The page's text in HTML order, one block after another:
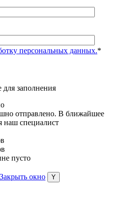
персональных данных.*
для заполнения
отправлено. В ближайшее
наш специалист
пусто
Закрыть окно